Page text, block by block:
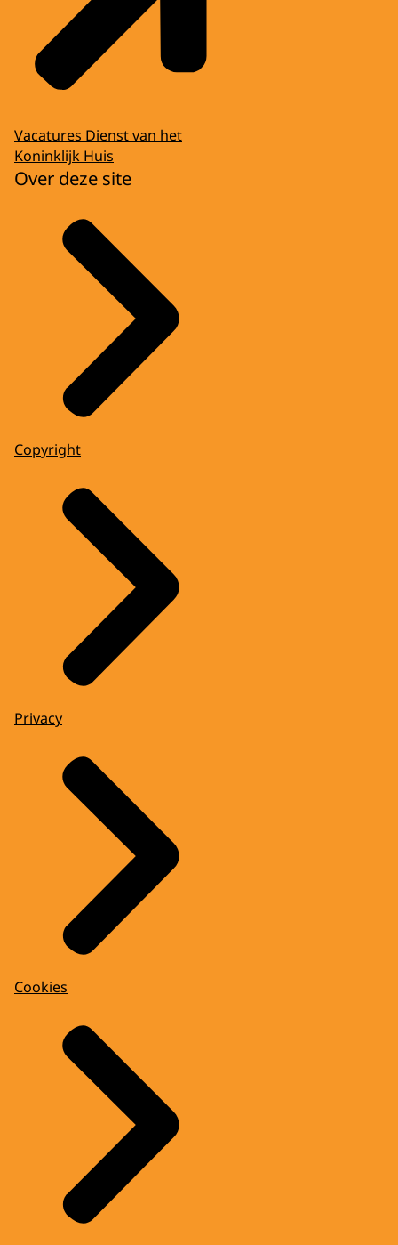
Vacatures Dienst van het
Koninklijk Huis
Over deze site
Copyright
Privacy
Cookies